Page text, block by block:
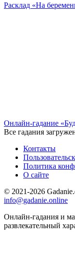
Расклад «На
Онлайн-гадание
Все гадания
Контакты
Политика
О сайте
© 2021-2026
info@gadanie.online
Онлайн-гадания и
развлекательный